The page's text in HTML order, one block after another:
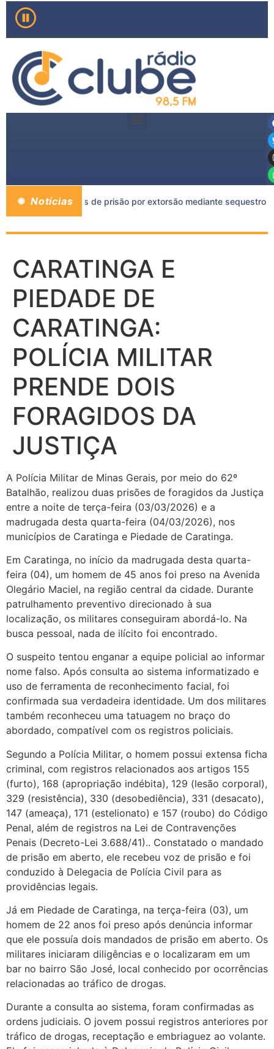
Notícias
a mais de 11 anos de prisão por extorsão mediante sequestro
CARATINGA E
PIEDADE DE
CARATINGA:
POLÍCIA MILITAR
PRENDE DOIS
FORAGIDOS DA
JUSTIÇA
A Polícia Militar de Minas Gerais, por meio do 62º
Batalhão, realizou duas prisões de foragidos da Justiça
entre a noite de terça-feira (03/03/2026) e a
madrugada desta quarta-feira (04/03/2026), nos
municípios de Caratinga e Piedade de Caratinga.
Em Caratinga, no início da madrugada desta quarta-
feira (04), um homem de 45 anos foi preso na Avenida
Olegário Maciel, na região central da cidade. Durante
patrulhamento preventivo direcionado à sua
localização, os militares conseguiram abordá-lo. Na
busca pessoal, nada de ilícito foi encontrado.
O suspeito tentou enganar a equipe policial ao informar
nome falso. Após consulta ao sistema informatizado e
uso de ferramenta de reconhecimento facial, foi
confirmada sua verdadeira identidade. Um dos militares
também reconheceu uma tatuagem no braço do
abordado, compatível com os registros policiais.
Segundo a Polícia Militar, o homem possui extensa ficha
criminal, com registros relacionados aos artigos 155
(furto), 168 (apropriação indébita), 129 (lesão corporal),
329 (resistência), 330 (desobediência), 331 (desacato),
147 (ameaça), 171 (estelionato) e 157 (roubo) do Código
Penal, além de registros na Lei de Contravenções
Penais (Decreto-Lei 3.688/41).. Constatado o mandado
de prisão em aberto, ele recebeu voz de prisão e foi
conduzido à Delegacia de Polícia Civil para as
providências legais.
Já em Piedade de Caratinga, na terça-feira (03), um
homem de 22 anos foi preso após denúncia informar
que ele possuía dois mandados de prisão em aberto. Os
militares iniciaram diligências e o localizaram em um
bar no bairro São José, local conhecido por ocorrências
relacionadas ao tráfico de drogas.
Durante a consulta ao sistema, foram confirmadas as
ordens judiciais. O jovem possui registros anteriores por
tráfico de drogas, receptação e embriaguez ao volante.